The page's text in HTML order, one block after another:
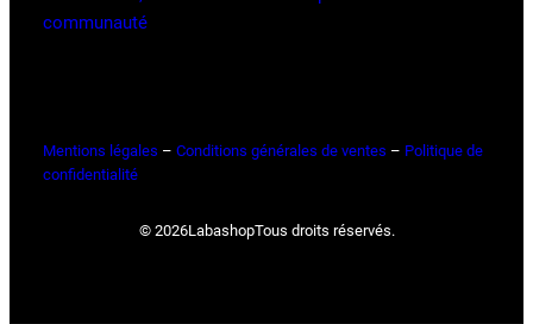
communauté
Mentions légales – Conditions générales de ventes – Politique de
confidentialité
© 2026LabashopTous droits réservés.